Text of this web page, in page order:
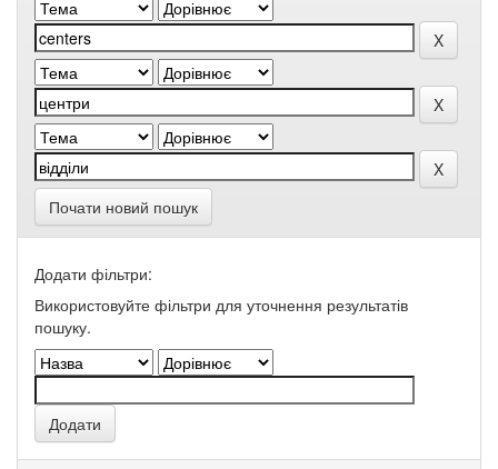
Почати новий пошук
Додати фільтри:
Використовуйте фільтри для уточнення результатів
пошуку.